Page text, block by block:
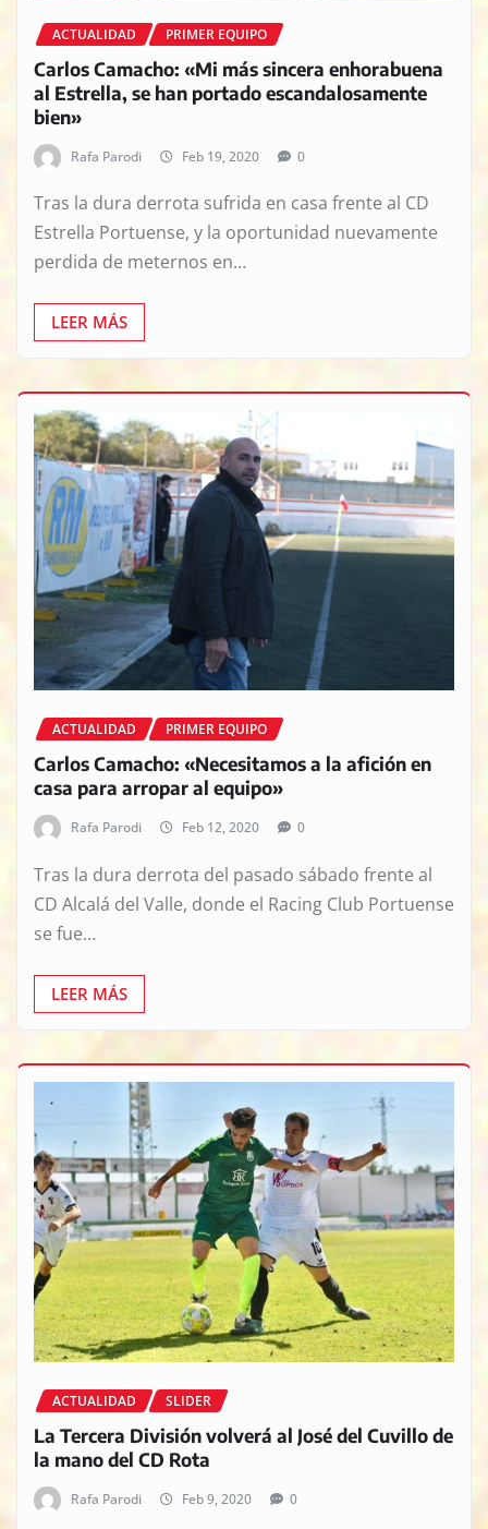
ACTUALIDAD PRIMER EQUIPO
Carlos Camacho: «Mi más sincera enhorabuena
al Estrella, se han portado escandalosamente
bien»
Rafa Parodi Feb 19, 2020 0
Tras la dura derrota sufrida en casa frente al CD
Estrella Portuense, y la oportunidad nuevamente
perdida de meternos en…
LEER MÁS
ACTUALIDAD PRIMER EQUIPO
Carlos Camacho: «Necesitamos a la afición en
casa para arropar al equipo»
Rafa Parodi Feb 12, 2020 0
Tras la dura derrota del pasado sábado frente al
CD Alcalá del Valle, donde el Racing Club Portuense
se fue…
LEER MÁS
ACTUALIDAD SLIDER
La Tercera División volverá al José del Cuvillo de
la mano del CD Rota
Rafa Parodi Feb 9, 2020 0